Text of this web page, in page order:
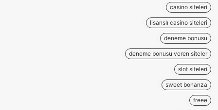
casino siteleri
lisanslı casino siteleri
deneme bonusu
deneme bonusu veren siteler
slot siteleri
sweet bonanza
freee